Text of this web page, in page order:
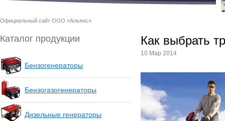
Официальный сайт ООО «Альянс»
Каталог продукции
Бензогенераторы
Бензогазогенераторы
Дизельные генераторы
Как выбрать
10 Мар 2014